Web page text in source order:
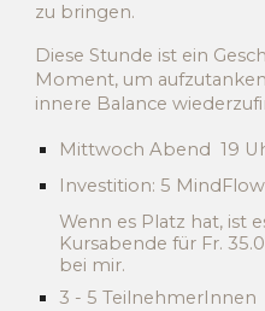
zu bringen.
Diese Stunde ist ein
Moment, um
innere Balance
Mittwoch Abend 19
Investition: 5
Wenn es Platz hat, ist
Kursabende für Fr.
bei mir.
3 -5 TeilnehmerInnen